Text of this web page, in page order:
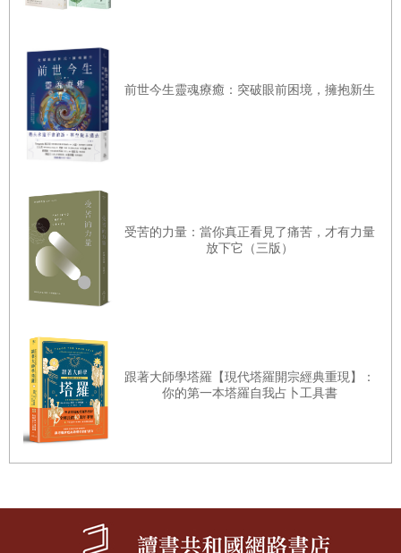
心每個住院病患的預後情形。病患病程的進展如何，才是他
心底最割捨不下的懸念。
證嚴常說「以病為師」，病患才是醫師真正的老師。過去，
郭醫師一直是為病患解除病苦；現在角色互換，成了病患。
唯有病過、痛過、苦過，更能體會病患求醫過程焦慮無奈的
許是醫師生涯中意外的禮物。
前世今生靈魂療癒：突破眼前困境，擁抱新生
受苦的力量：當你真正看見了痛苦，才有力量
放下它（三版）
跟著大師學塔羅【現代塔羅開宗經典重現】：
你的第一本塔羅自我占卜工具書